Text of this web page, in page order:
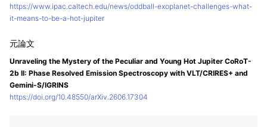
https://www.ipac.caltech.edu/news/oddball-exoplanet-challenges-what-
it-means-to-be-a-hot-jupiter
Unraveling the Mystery of the Peculiar and Young Hot Jupiter CoRoT-
2b II: Phase Resolved Emission Spectroscopy with VLT/CRIRES+ and
Gemini-S/IGRINS
https://doi.org/10.48550/arXiv.2606.17304